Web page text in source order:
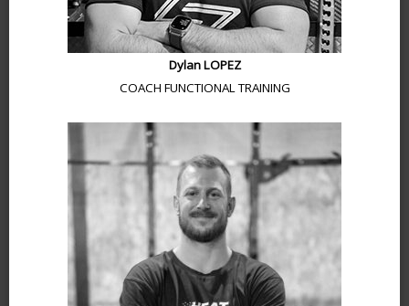
Dylan LOPEZ
COACH FUNCTIONAL TRAINING